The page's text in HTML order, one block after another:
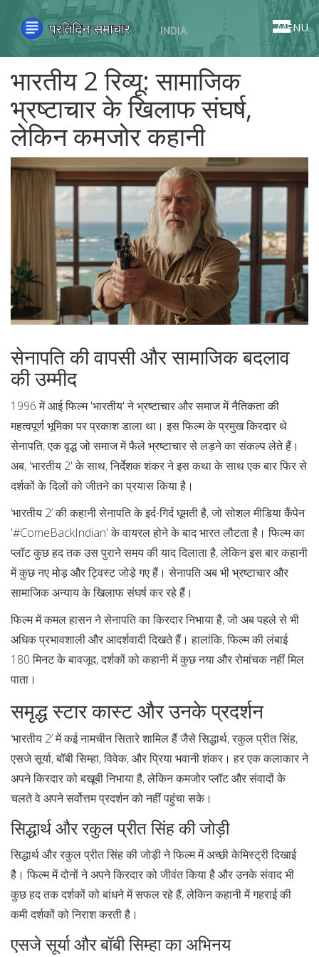
MENU
भारतीय 2 रिव्यू: सामाजिक
भ्रष्टाचार के खिलाफ संघर्ष,
लेकिन कमजोर कहानी
सेनापति की वापसी और सामाजिक बदलाव
की उम्मीद
1996 में आई फिल्म 'भारतीय' ने भ्रष्टाचार और समाज में नैतिकता की
महत्वपूर्ण भूमिका पर प्रकाश डाला था। इस फिल्म के प्रमुख किरदार थे
सेनापति, एक वृद्ध जो समाज में फैले भ्रष्टाचार से लड़ने का संकल्प लेते हैं।
अब, 'भारतीय 2' के साथ, निर्देशक शंकर ने इस कथा के साथ एक बार फिर से
दर्शकों के दिलों को जीतने का प्रयास किया है।
‘भारतीय 2’ की कहानी सेनापति के इर्द-गिर्द घूमती है, जो सोशल मीडिया कैंपेन
'#ComeBackIndian' के वायरल होने के बाद भारत लौटता है। फिल्म का
प्लॉट कुछ हद तक उस पुराने समय की याद दिलाता है, लेकिन इस बार कहानी
में कुछ नए मोड़ और ट्विस्ट जोड़े गए हैं। सेनापति अब भी भ्रष्टाचार और
सामाजिक अन्याय के खिलाफ संघर्ष कर रहे हैं।
फिल्म में कमल हासन ने सेनापति का किरदार निभाया है, जो अब पहले से भी
अधिक प्रभावशाली और आदर्शवादी दिखते हैं। हालांकि, फिल्म की लंबाई
180 मिनट के बावजूद, दर्शकों को कहानी में कुछ नया और रोमांचक नहीं मिल
पाता।
समृद्ध स्टार कास्ट और उनके प्रदर्शन
‘भारतीय 2’ में कई नामचीन सितारे शामिल हैं जैसे सिद्धार्थ, रकुल प्रीत सिंह,
एसजे सूर्या, बॉबी सिम्हा, विवेक, और प्रिया भवानी शंकर। हर एक कलाकार ने
अपने किरदार को बखूबी निभाया है, लेकिन कमजोर प्लॉट और संवादों के
चलते वे अपने सर्वोत्तम प्रदर्शन को नहीं पहुंचा सके।
सिद्धार्थ और रकुल प्रीत सिंह की जोड़ी
सिद्धार्थ और रकुल प्रीत सिंह की जोड़ी ने फिल्म में अच्छी केमिस्ट्री दिखाई
है। फिल्म में दोनों ने अपने किरदार को जीवंत किया है और उनके संवाद भी
कुछ हद तक दर्शकों को बांधने में सफल रहे हैं, लेकिन कहानी में गहराई की
कमी दर्शकों को निराश करती है।
एसजे सूर्या और बॉबी सिम्हा का अभिनय